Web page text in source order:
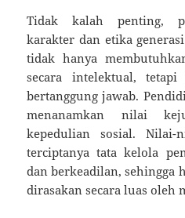
Tidak kalah penting,
karakter dan etika
tidak hanya
secara intelektual,
bertanggung jawab.
menanamkan nilai
kepedulian sosial.
terciptanya tata kelola
dan berkeadilan, sehingga
dirasakan secara luas oleh